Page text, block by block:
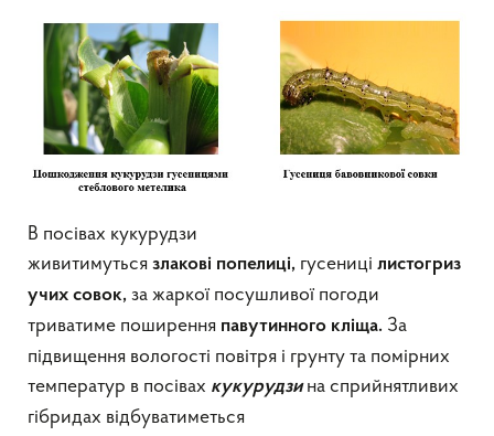
В посівах кукурудзи
живитимуться злакові попелиці, гусениці листогриз
учих совок, за жаркої посушливої погоди
триватиме поширення павутинного кліща. За
підвищення вологості повітря і грунту та помірних
температур в посівах кукурудзина сприйнятливих
гібридах відбуватиметься